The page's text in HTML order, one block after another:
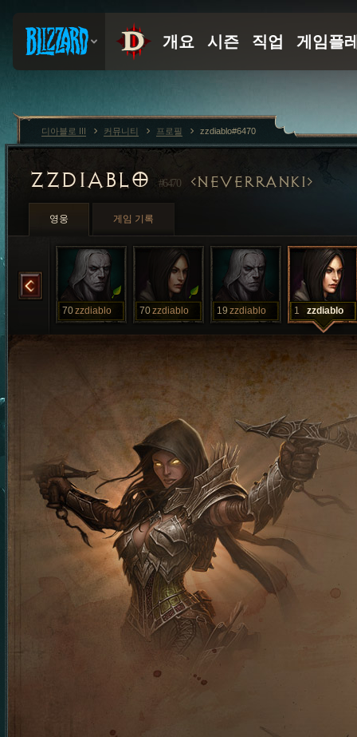
ZZDIABLO#6470 NEVERRANK1
영웅 게임 기록
70zzdiablo 70zzdiablo 19 zzdiablo 1 zzdiablo
디아블로 III 커뮤니티 프로필 zzdiablo#6470